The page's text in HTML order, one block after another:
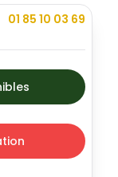
suivant les
à
de la vie
zones
des
les
01 85 10 03 69